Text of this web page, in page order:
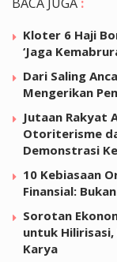
Kloter 6 Haji
‘Jaga
Dari Saling
Mengerikan
Jutaan Rakyat
Otoriterisme
Demonstrasi
10 Kebiasaan
Finansial:
Sorotan
untuk
Karya